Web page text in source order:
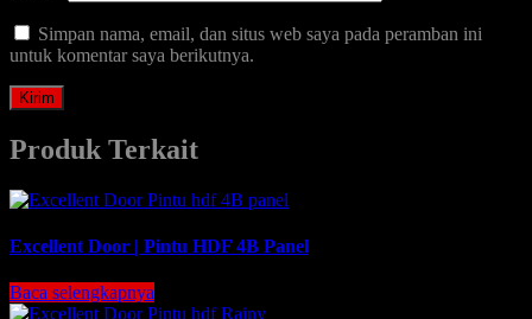
Simpan nama, email, dan situs web saya pada peramban ini
untuk komentar saya berikutnya.
Produk Terkait
Excellent Door | Pintu HDF 4B Panel
Baca selengkapnya